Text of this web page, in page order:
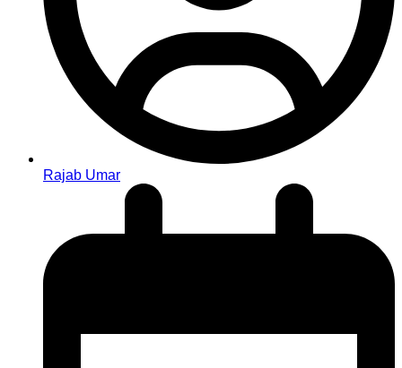
Rajab Umar